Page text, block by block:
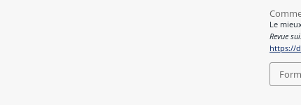
Le
Revue
https://